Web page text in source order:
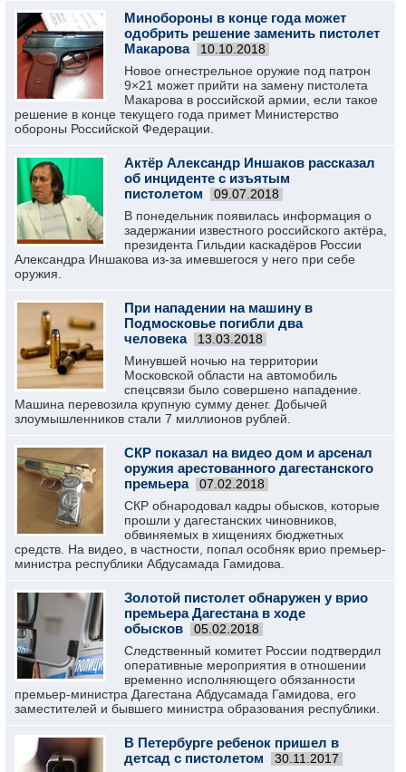
Минобороны в конце года может
одобрить решение заменить пистолет
Макарова
10.10.2018
Новое огнестрельное оружие под патрон
9×21 может прийти на замену пистолета
Макарова в российской армии, если такое
решение в конце текущего года примет Министерство
обороны Российской Федерации.
Актёр Александр Иншаков рассказал
об инциденте с изъятым
пистолетом
09.07.2018
В понедельник появилась информация о
задержании известного российского актёра,
президента Гильдии каскадёров России
Александра Иншакова из-за имевшегося у него при себе
оружия.
При нападении на машину в
Подмосковье погибли два
человека
13.03.2018
Минувшей ночью на территории
Московской области на автомобиль
спецсвязи было совершено нападение.
Машина перевозила крупную сумму денег. Добычей
злоумышленников стали 7 миллионов рублей.
СКР показал на видео дом и арсенал
оружия арестованного дагестанского
премьера
07.02.2018
СКР обнародовал кадры обысков, которые
прошли у дагестанских чиновников,
обвиняемых в хищениях бюджетных
средств. На видео, в частности, попал особняк врио премьер-
министра республики Абдусамада Гамидова.
Золотой пистолет обнаружен у врио
премьера Дагестана в ходе
обысков
05.02.2018
Следственный комитет России подтвердил
оперативные мероприятия в отношении
временно исполняющего обязанности
премьер-министра Дагестана Абдусамада Гамидова, его
заместителей и бывшего министра образования республики.
В Петербурге ребенок пришел в
детсад с пистолетом
30.11.2017